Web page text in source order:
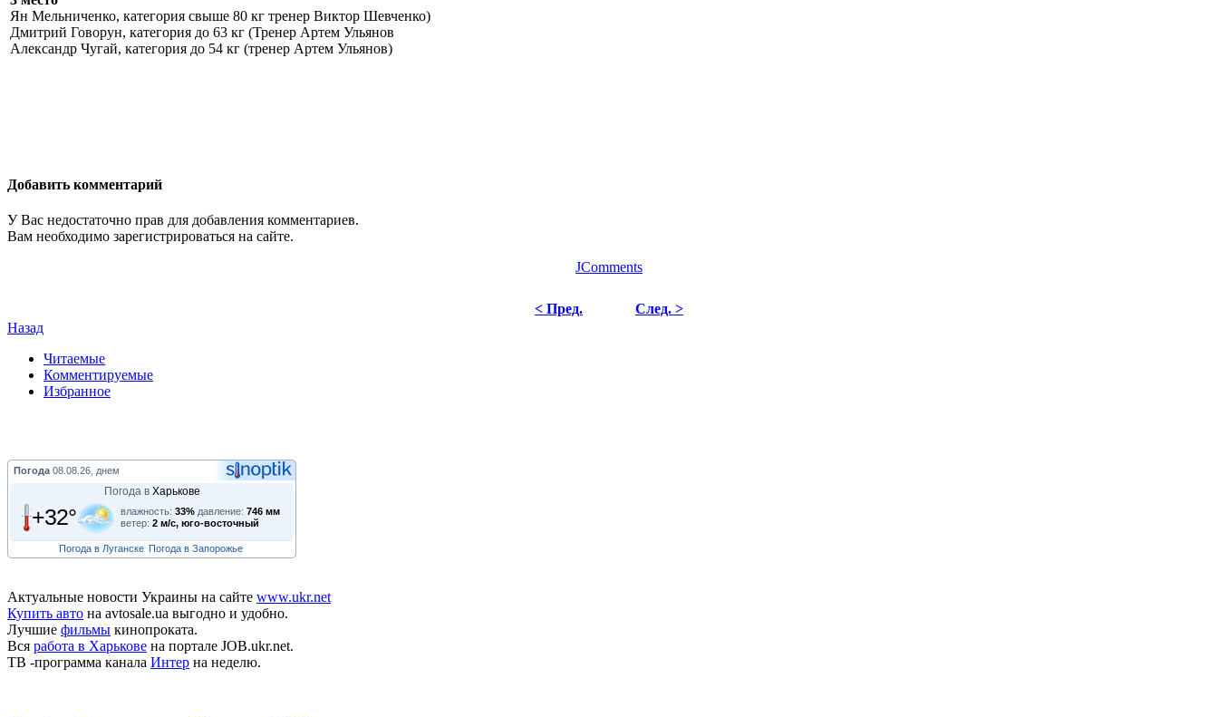
Ян Мельниченко, категория свыше 80 кг тренер Виктор Шевченко)
Дмитрий Говорун, категория до 63 кг (Тренер Артем Ульянов
Александр Чугай, категория до 54 кг (тренер Артем Ульянов)
Добавить комментарий
У Вас недостаточно прав для добавления комментариев.
Вам необходимо зарегистрироваться на сайте.
JComments
< Пред.
След. >
Назад
Читаемые
Комментируемые
Избранное
Погода 08.08.26, днем
Погода в Харькове
+32° влажность: 33% давление: 746 мм
ветер: 2 м/с, юго-восточный
Погода в Луганске Погода в Запорожье
Актуальные новости Украины на сайте www.ukr.net
Купить авто на avtosale.ua выгодно и удобно.
Лучшие фильмы кинопроката.
Вся работа в Харькове на портале JOB.ukr.net.
ТВ -программа канала Интер на неделю.